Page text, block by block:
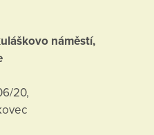
náměstí,
20,